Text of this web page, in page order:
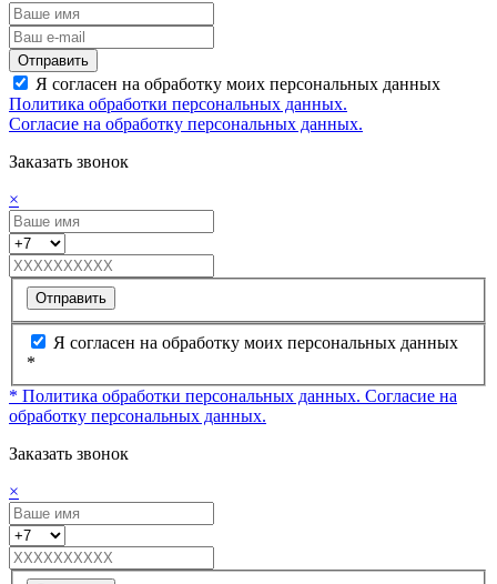
Отправить
Я согласен на обработку моих персональных данных
Политика обработки персональных данных.
Согласие на обработку персональных данных.
Заказать звонок
×
Отправить
Я согласен на обработку моих персональных данных
*
* Политика обработки персональных данных. Согласие на
обработку персональных данных.
Заказать звонок
×